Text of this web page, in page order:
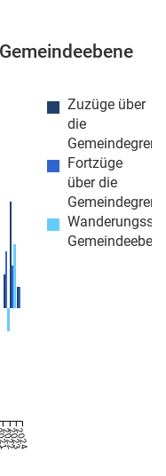
Zuzüge über
die
Fortzüge
über die
20222023
2024